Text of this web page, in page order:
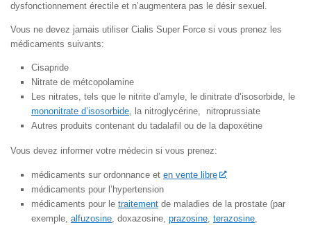
dysfonctionnement érectile et n’augmentera pas le désir sexuel.
Vous ne devez jamais utiliser Cialis Super Force si vous prenez les
médicaments suivants:
Cisapride
Nitrate de métcopolamine
Les nitrates, tels que le nitrite d’amyle, le dinitrate d’isosorbide, le
mononitrate d’isosorbide, la nitroglycérine, nitroprussiate
Autres produits contenant du tadalafil ou de la dapoxétine
Vous devez informer votre médecin si vous prenez:
médicaments sur ordonnance et en vente libre
médicaments pour l’hypertension
médicaments pour le traitement de maladies de la prostate (par
exemple, alfuzosine , doxazosine, prazosine terazosine